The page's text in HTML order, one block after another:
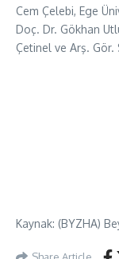
Cem Çelebi, Ege
Doç. Dr. Gökhan
Çetinel ve Arş. Gör.
Kaynak: (BYZHA)